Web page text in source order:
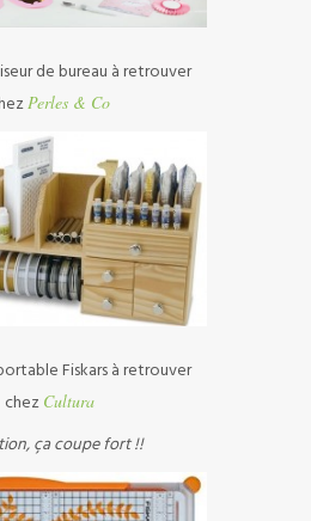
de bureau à retrouver
Perles & Co
Fiskars à retrouver
chez Cultura
ça coupe fort !!